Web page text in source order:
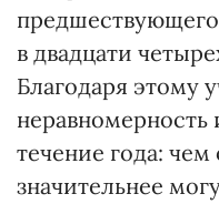
предшествующего
в двадцати
Благодаря этому
неравномерность
течение года:
значительнее